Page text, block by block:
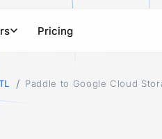
customer data
POPULAR DESTINATIONS
Pricing
Paddle to Google Cloud